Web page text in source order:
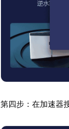
第四步：在加速器